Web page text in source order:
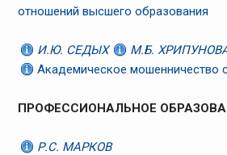
отношений высшего образования
И.Ю. СЕДЫХ
М.Б.
Академическое мошенничество
ПРОФЕССИОНАЛЬНОЕ
Р.С. МАРКОВ